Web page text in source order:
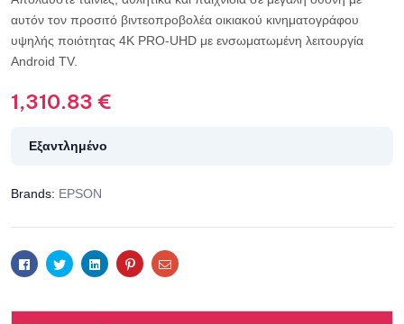
αυτόν τον προσιτό βιντεοπροβολέα οικιακού κινηματογράφου
υψηλής ποιότητας 4K PRO-UHD με ενσωματωμένη λειτουργία
Android TV.
1,310.83 €
Εξαντλημένο
Brands: EPSON
FacebookTwitterLinkedinPinterestEmail